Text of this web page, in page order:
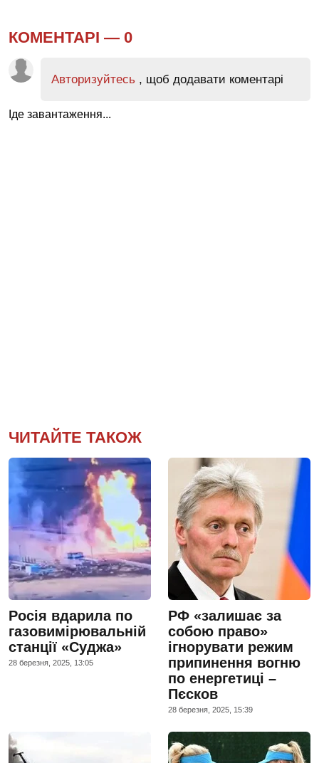
КОМЕНТАРІ — 0
Авторизуйтесь , щоб додавати коментарі
Іде завантаження...
ЧИТАЙТЕ ТАКОЖ
Росія вдарила по
газовимірювальній
станції «Суджа»
28 березня, 2025, 13:05
РФ «залишає за
собою право»
ігнорувати режим
припинення вогню
по енергетиці –
Пєсков
28 березня, 2025, 15:39